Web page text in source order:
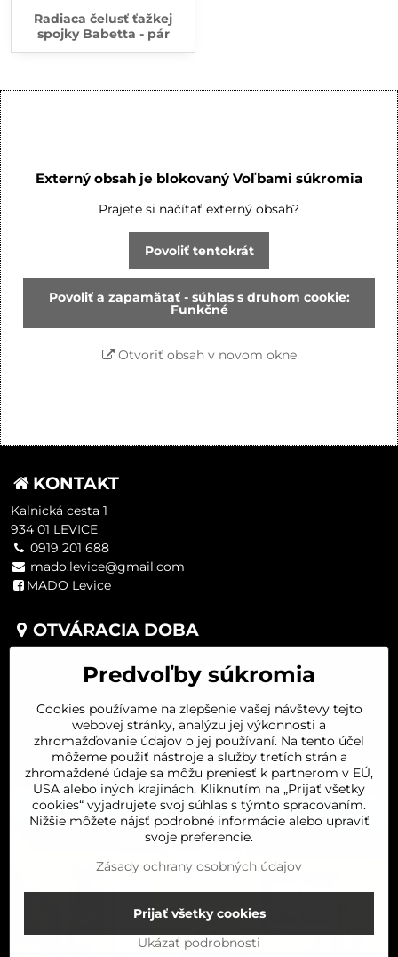
Radiaca čelusť ťažkej
spojky Babetta - pár
Externý obsah je blokovaný Voľbami súkromia
Prajete si načítať externý obsah?
Povoliť tentokrát
Povoliť a zapamätať - súhlas s druhom cookie:
Funkčné
Otvoriť obsah v novom okne
KONTAKT
Kalnická cesta 1
934 01 LEVICE
0919 201 688
mado.levice@gmail.com
MADO Levice
OTVÁRACIA DOBA
UTOROK 8:00-16:00
ŠTVRTOK 8:00-16:00
PIATOK 8:00-16:00
SOBOTA 8:00-11:30
Predvoľby súkromia
Cookies používame na zlepšenie vašej návštevy tejto
webovej stránky, analýzu jej výkonnosti a
zhromažďovanie údajov o jej používaní. Na tento účel
môžeme použiť nástroje a služby tretích strán a
zhromaždené údaje sa môžu preniesť k partnerom v EÚ,
USA alebo iných krajinách. Kliknutím na „Prijať všetky
cookies“ vyjadrujete svoj súhlas s týmto spracovaním.
Nižšie môžete nájsť podrobné informácie alebo upraviť
svoje preferencie.
Zásady ochrany osobných údajov
Ukázať podrobnosti
Prijať všetky cookies